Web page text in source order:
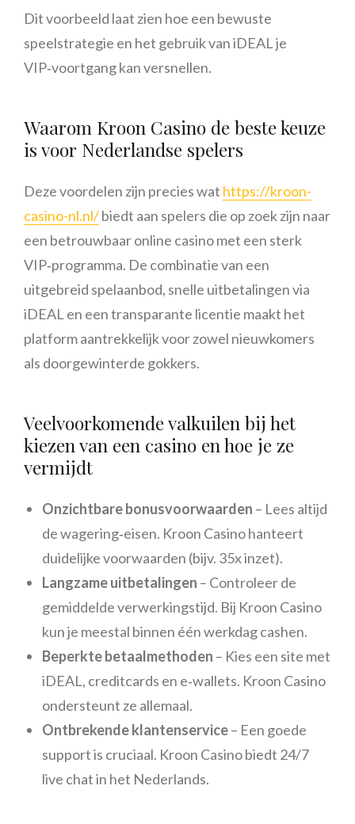
Dit voorbeeld laat zien hoe een bewuste
speelstrategie en het gebruik van iDEAL je
VIP‑voortgang kan versnellen.
Waarom Kroon Casino de beste keuze
is voor Nederlandse spelers
Deze voordelen zijn precies wat https://kroon-
casino-nl.nl/biedt aan spelers die op zoek zijn naar
een betrouwbaar online casino met een sterk
VIP‑programma. De combinatie van een
uitgebreid spelaanbod, snelle uitbetalingen via
iDEAL en een transparante licentie maakt het
platform aantrekkelijk voor zowel nieuwkomers
als doorgewinterde gokkers.
Veelvoorkomende valkuilen bij het
kiezen van een casino en hoe je ze
vermijdt
Onzichtbare bonusvoorwaarden – Lees altijd
de wagering‑eisen. Kroon Casino hanteert
duidelijke voorwaarden (bijv. 35x inzet).
Langzame uitbetalingen – Controleer de
gemiddelde verwerkingstijd. Bij Kroon Casino
kun je meestal binnen één werkdag cashen.
Beperkte betaalmethoden – Kies een site met
iDEAL, creditcards en e‑wallets. Kroon Casino
ondersteunt ze allemaal.
Ontbrekende klantenservice– Een goede
support is cruciaal. Kroon Casino biedt 24/7
live chat in het Nederlands.